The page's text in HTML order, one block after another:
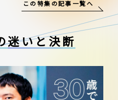
この特集の記事一覧へ
迷いと決断